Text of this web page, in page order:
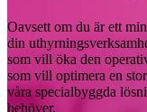
Oavsett om du är ett
din
som vill öka den
som vill optimera en
våra specialbyggda
behöver.